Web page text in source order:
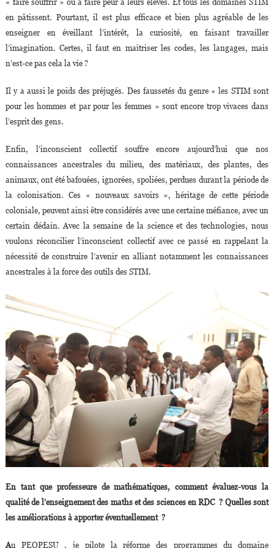
« faire souffrir » ou à faire peur à leurs élèves. Et tous les domaines STIM
en pâtissent. Pourtant, il est plus efficace et bien plus agréable de les
enseigner en éveillant l’intérêt, la curiosité, en faisant travailler
l’imagination. Certes, il faut en maîtriser les codes, les langages, mais
n’est-ce pas cela la vie ?
Il y a aussi le poids des préjugés. Des faussetés du genre « les STIM sont
pour les hommes et par pour les femmes » sont encore trop vivaces dans
l’esprit des gens.
Enfin, l’inconscient collectif souffre encore aujourd’hui que nos
connaissances ancestrales du milieu, des matériaux, des plantes, des
animaux, ont été bafouées, ignorées, spoliées, perdues durant la période de
la colonisation. Ces « nouveaux savoirs », héritage de cette période
coloniale, peuvent ainsi être considérés avec une certaine méfiance, avec un
certain dédain. Avec la semaine de la science et des technologies, nous
voulons réconcilier l’inconscient collectif avec ce passé en rappelant la
nécessité de construire l’avenir en alliant notamment les connaissances
ancestrales à la force des outils des STIM.
En tant que professeure de mathématiques, comment évaluez-vous la
qualité de l’enseignement des maths et des sciences en RDC ? Quelles sont
les améliorations à apporter éventuellement ?
Au PEQPESU , je pilote la réforme des programmes du domaine